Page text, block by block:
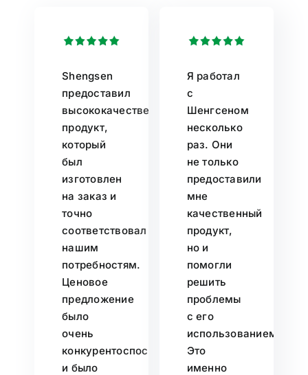
Shengsen
предоставил
высококачественный
продукт,
который
был
изготовлен
на заказ и
точно
соответствовал
нашим
потребностям.
Ценовое
предложение
было
очень
конкурентоспособным,
и было
Я работал
с
Шенгсеном
несколько
раз. Они
не только
предоставили
мне
качественный
продукт,
но и
помогли
решить
проблемы
с его
использованием.
Это
именно